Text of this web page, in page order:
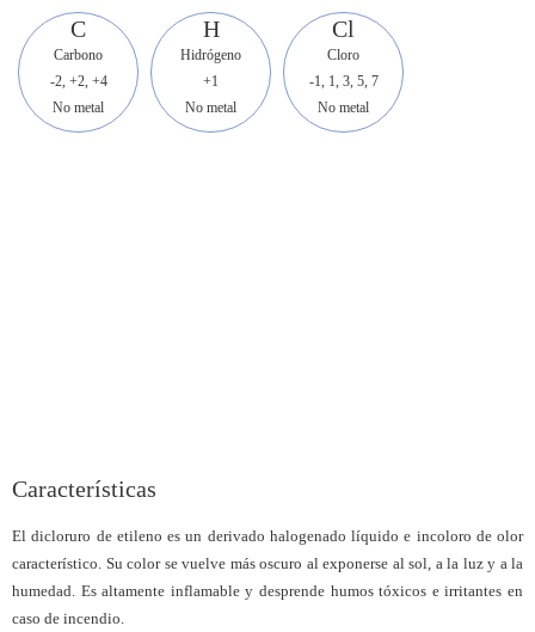
C
Carbono
-2, +2, +4
No metal
H
Hidrógeno
+1
No metal
Cl
Cloro
-1, 1, 3, 5, 7
No metal
Características
El dicloruro de etileno es un derivado halogenado líquido e incoloro de olor
característico. Su color se vuelve más oscuro al exponerse al sol, a la luz y a la
humedad. Es altamente inflamable y desprende humos tóxicos e irritantes en
caso de incendio.